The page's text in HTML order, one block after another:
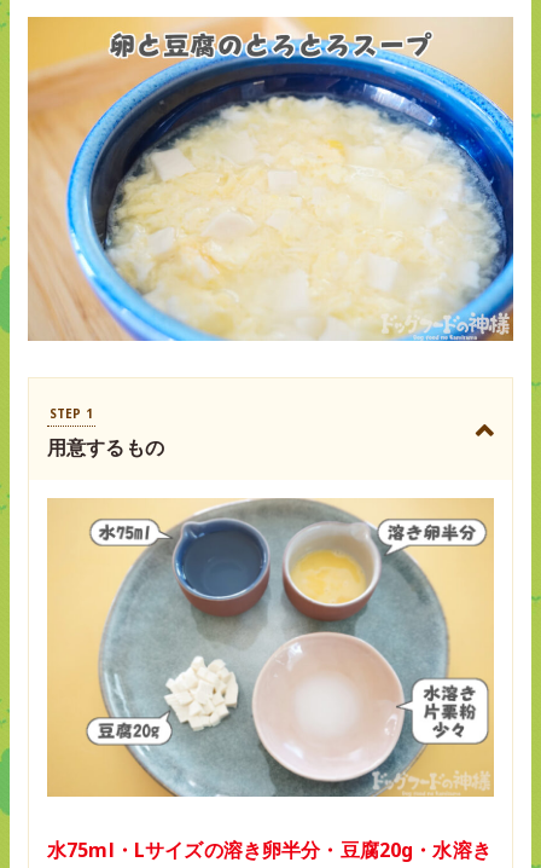
STEP 1
用意するもの
水75ml・Lサイズの溶き卵半分・豆腐20g・水溶き